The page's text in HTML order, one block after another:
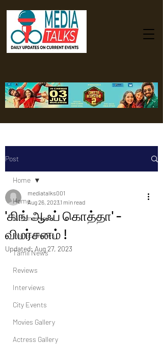
Post
Home
Cinema News
Political News
Tamil News
Reviews
Interviews
City Events
Movies Gallery
Actress Gallery
Home
'கிங் ஆஃப் கொத்தா' -
விமர்சனம் !
mediatalks001
Aug 26, 2023 1 min read
Updated: Aug 27, 2023